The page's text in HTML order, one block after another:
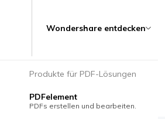
Produkte für PDF-Lösungen
PDFelement
PDFs erstellen und bearbeiten.
Wondershare entdecken